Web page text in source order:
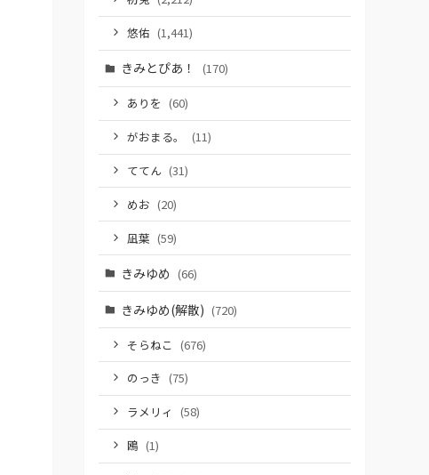
悠佑 (1,441)
きみとぴあ！ (170)
ありを (60)
がおまる。
(11)
ててん (31)
めお (20)
凪葉 (59)
きみゆめ (66)
きみゆめ(解散) (720)
そらねこ (676)
のっき (75)
ラメリィ (58)
鴎 (1)